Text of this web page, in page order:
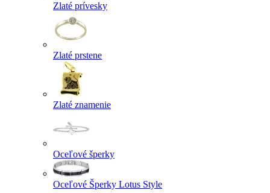
Zlaté prívesky
Zlaté prstene
Zlaté znamenie
Oceľové šperky
Oceľové Šperky Lotus Style